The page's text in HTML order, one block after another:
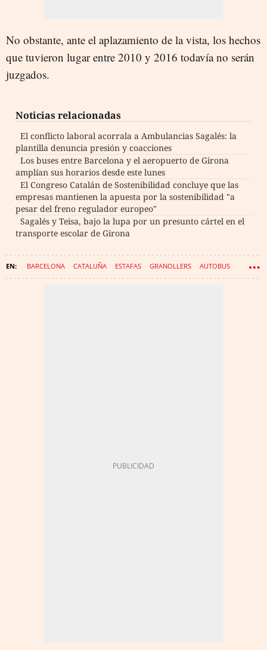
No obstante, ante el aplazamiento de la vista, los hechos
que tuvieron lugar entre 2010 y 2016 todavía no serán
juzgados.
Noticias relacionadas
El conflicto laboral acorrala a Ambulancias Sagalés: la
plantilla denuncia presión y coacciones
Los buses entre Barcelona y el aeropuerto de Girona
amplían sus horarios desde este lunes
El Congreso Catalán de Sostenibilidad concluye que las
empresas mantienen la apuesta por la sostenibilidad "a
pesar del freno regulador europeo"
Sagalés y Teisa, bajo la lupa por un presunto cártel en el
transporte escolar de Girona
BARCELONA CATALUÑA ESTAFAS GRANOLLERS AUTOBUS